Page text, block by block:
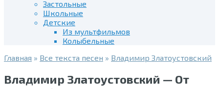
Застольные
Школьные
Детские
Из мультфильмов
Колыбельные
Главная » Все текста песен » Владимир Златоустовский
Владимир Златоустовский — От